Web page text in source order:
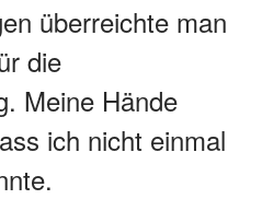
überreichte man
die
Meine Hände
ich nicht einmal